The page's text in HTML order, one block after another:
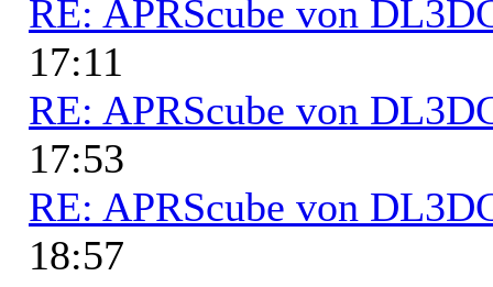
RE: APRScube von
17:11
RE: APRScube von
17:53
RE: APRScube von
18:57